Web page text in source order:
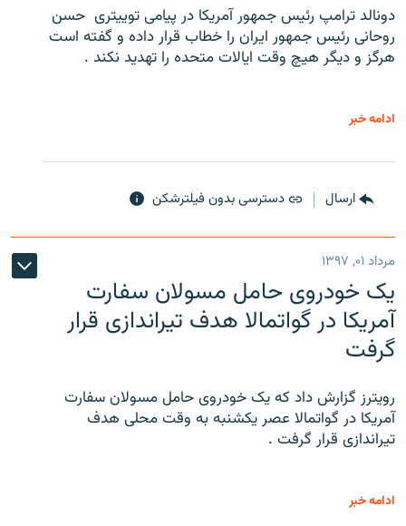
دونالد ترامپ رئیس جمهور آمریکا در پیامی توییتری ‌ حسن
روحانی رئیس جمهور ایران را خطاب قرار داده و گفته است
هرگز و دیگر هیچ وقت ایالات متحده را تهدید نکند .
ادامه خبر
ارسال دسترسی بدون فیلترشکن
مرداد ۰۱, ۱۳۹۷
یک خودروی حامل مسولان سفارت
آمریکا در گواتمالا هدف تیراندازی قرار
گرفت
رویترز گزارش داد که یک خودروی حامل مسولان سفارت
آمریکا در گواتمالا عصر یکشنبه به وقت محلی هدف
تیراندازی قرار گرفت .
ادامه خبر